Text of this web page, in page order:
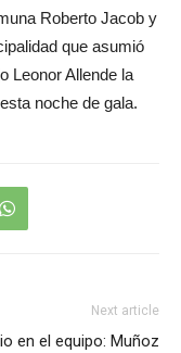
Roberto Jacob y
que asumió
Leonor Allende la
noche de gala.
Next article
en el equipo: Muñoz